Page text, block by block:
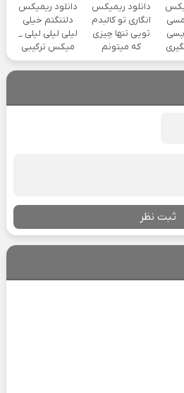
مسی
دانلود ریمیکس
انگاری تو کالبدم
تویی تنها چیزی
که میتونم
دانلود ریمیکس
دلتنگتم خیلی
لیلی لیلی لیلی _
میکس ترکیبی
ثبت نظر